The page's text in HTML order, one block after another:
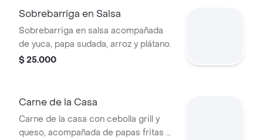
Sobrebarriga en Salsa
Sobrebarriga en salsa acompañada
de yuca, papa sudada, arroz y plátano.
$ 25.000
Carne de la Casa
Carne de la casa con cebolla grill y
queso, acompañada de papas fritas y